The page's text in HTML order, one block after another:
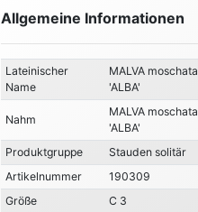
Allgemeine Informationen
Lateinischer
Name
MALVA moschata
'ALBA'
Nahm
MALVA moschata
'ALBA'
Produktgruppe
Stauden solitär
Artikelnummer
190309
Größe
C 3